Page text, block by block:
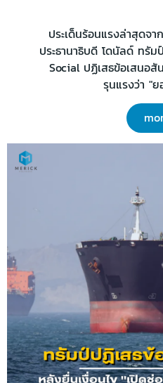
ประเด็นร้อนแรงล่าสุดจ
ประธานาธิบดี โดนัลด์ ทรั
Social ปฏิเสธข้อเสนอ
รุนแรงว่า "ย